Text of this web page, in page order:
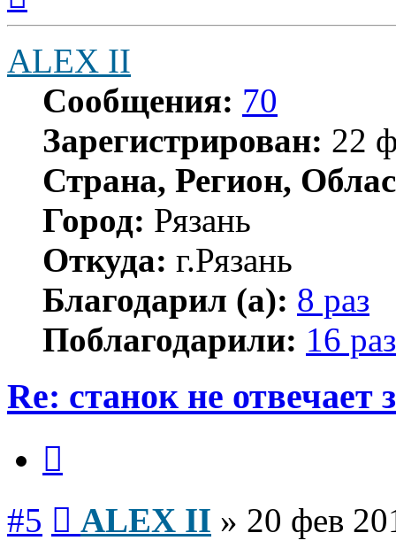
началу
ALEX II
Сообщения: 70
Зарегистрирован: 22
Страна, Регион,
Город: Рязань
Откуда: г.Рязань
Благодарил (а): 8 раз
Поблагодарили: 16 раз
Re: станок не
#5 ALEX II » 20 фев